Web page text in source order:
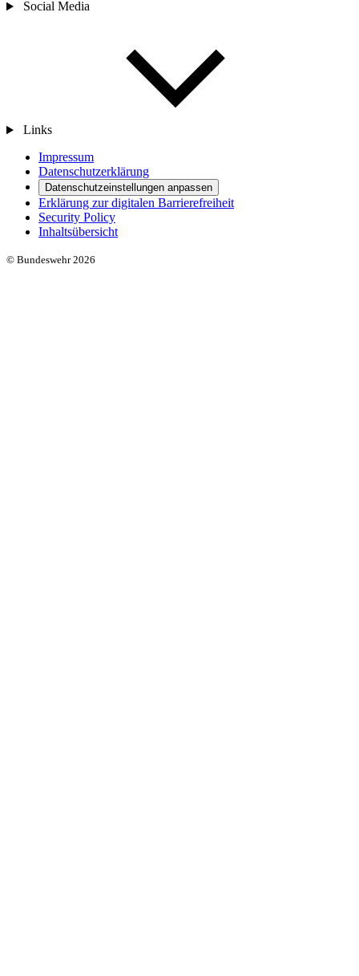
Social Media
Links
Impressum
Datenschutzerklärung
Datenschutzeinstellungen anpassen
Erklärung zur digitalen Barrierefreiheit
Security Policy
Inhaltsübersicht
© Bundeswehr 2026